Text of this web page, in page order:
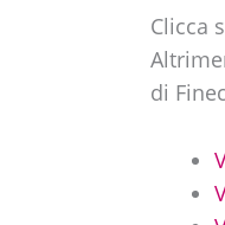
Clicca
di